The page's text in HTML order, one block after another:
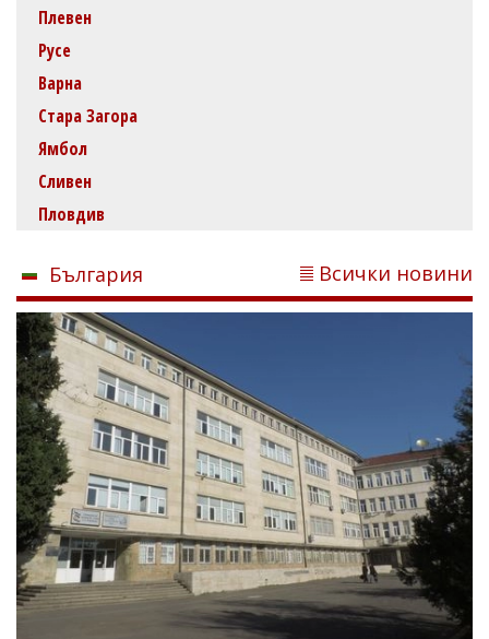
Плевен
Русе
Варна
Стара Загора
Ямбол
Сливен
Пловдив
България Всички новини